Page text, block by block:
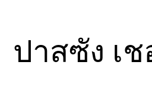
ปาสซัง เ